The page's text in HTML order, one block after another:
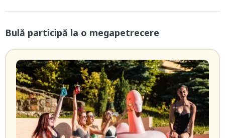
Bulă participă la o megapetrecere